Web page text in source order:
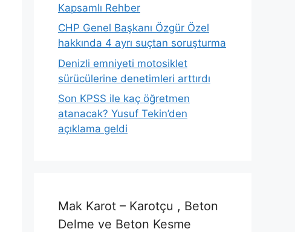
Kapsamlı Rehber
CHP Genel Başkanı Özgür Özel
hakkında 4 ayrı suçtan soruşturma
Denizli emniyeti motosiklet
sürücülerine denetimleri arttırdı
Son KPSS ile kaç öğretmen
atanacak? Yusuf Tekin’den
açıklama geldi
Mak Karot – Karotçu , Beton
Delme ve Beton Kesme